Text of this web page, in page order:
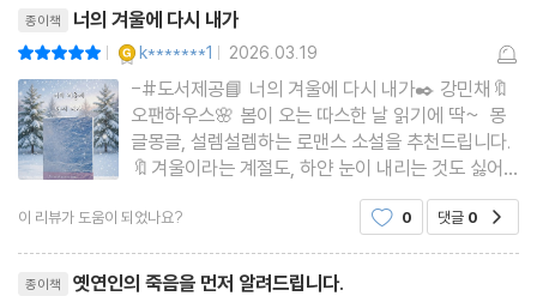
종이책 너의 겨울에 다시 내가
| k*******1 | 2026.03.19
-#도서제공📘 너의 겨울에 다시 내가✒️ 강민채🔖
오팬하우스🌸 봄이 오는 따스한 날 읽기에 딱~ 몽
글몽글, 설렘설렘하는 로맨스 소설을 추천드립니다.
🔖겨울이라는 계절도, 하얀 눈이 내리는 것도 싫어
하는 주인공 방송작가 한열음. ✒️P24＜슬프게도
이별의 문턱에 서면 언제나 눈이 내렸다.＞열음이 겨
날이라 모든게 엉
이 리뷰가 도움이 되었나요? 0 댓글 0
종이책 옛연인의 죽음을 먼저 알려드립니다.